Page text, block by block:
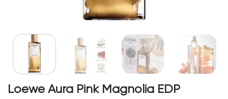
Loewe Aura Pink Magnolia EDP